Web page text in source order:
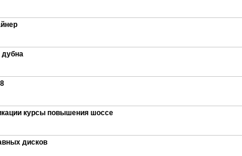
курсы повышения шоссе
дисков